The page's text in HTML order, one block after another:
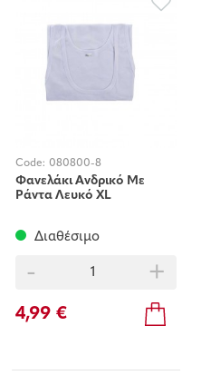
Code: 080800-8
Φανελάκι Ανδρικό Με
Ράντα Λευκό XL
Διαθέσιμο
- +
4,99 €